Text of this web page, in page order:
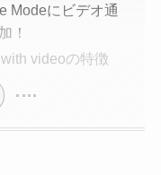
Modeにビデオ通
！
videoの特徴